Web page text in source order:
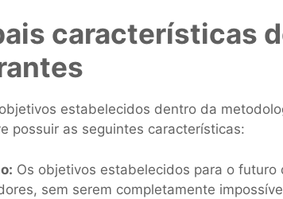
características
estabelecidos dentro da
possuir as seguintes características:
Os objetivos estabelecidos para o
sem serem completamente